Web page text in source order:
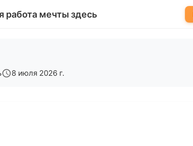
работа мечты здесь
8 июля 2026 г.